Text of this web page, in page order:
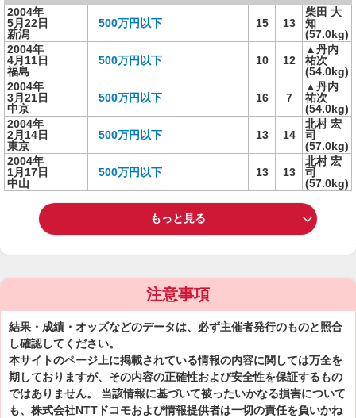
2004年
5月22日
新潟
500万円以下 15 13
柴田 大
知
(57.0kg)
2004年
4月11日
福島
500万円以下 10 12
▲丹内
祐次
(54.0kg)
2004年
3月21日
中京
500万円以下 16 7
▲丹内
祐次
(54.0kg)
2004年
2月14日
東京
500万円以下 13 14
北村 宏
司
(57.0kg)
2004年
1月17日
中山
500万円以下 13 13
北村 宏
司
(57.0kg)
もっと見る
注意事項
結果・成績・オッズなどのデータは、必ず主催者発行のものと照合
し確認してください。
本サイトのページ上に掲載されている情報の内容に関しては万全を
期しておりますが、その内容の正確性および安全性を保証するもの
ではありません。 当該情報に基づいて被ったいかなる損害について
も、株式会社NTTドコモおよび情報提供者は一切の責任を負いかね